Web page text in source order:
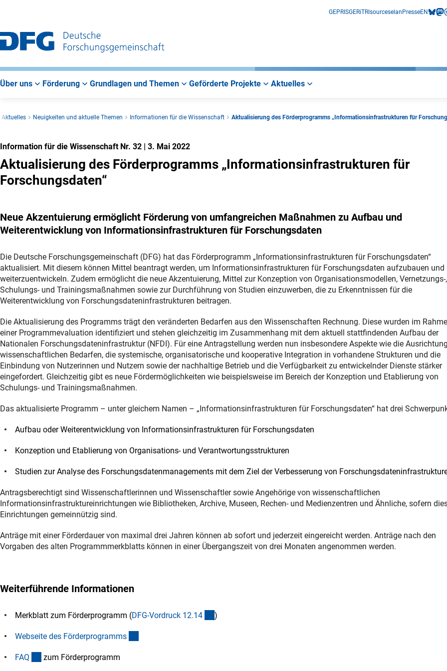
GEPRISGERiTRIsourceselan PresseEN
Über uns Förderung Grundlagen und Themen Geförderte Projekte Aktuelles
Aktuelles Neuigkeiten und aktuelle Themen Informationen für die Wissenschaft Aktualisierung des Förderprogramms „Informationsinfrastrukturen für
Information für die Wissenschaft Nr. 32 | 3. Mai 2022
Aktualisierung des Förderprogramms „Informationsinfrastrukturen für
Forschungsdaten“
Neue Akzentuierung ermöglicht Förderung von umfangreichen Maßnahmen zu Aufbau und
Weiterentwicklung von Informationsinfrastrukturen für Forschungsdaten
Die Deutsche Forschungsgemeinschaft (DFG) hat das Förderprogramm „Informationsinfrastrukturen für Forschungsdaten“
aktualisiert. Mit diesem können Mittel beantragt werden, um Informationsinfrastrukturen für Forschungsdaten aufzubauen und
weiterzuentwickeln. Zudem ermöglicht die neue Akzentuierung, Mittel zur Konzeption von Organisationsmodellen, Vernetzungs-,
Schulungs- und Trainingsmaßnahmen sowie zur Durchführung von Studien einzuwerben, die zu Erkenntnissen für die
Weiterentwicklung von Forschungsdateninfrastrukturen beitragen.
Die Aktualisierung des Programms trägt den veränderten Bedarfen aus den Wissenschaften Rechnung. Diese wurden im
einer Programmevaluation identifiziert und stehen gleichzeitig im Zusammenhang mit dem aktuell stattfindenden Aufbau der
Nationalen Forschungsdateninfrastruktur (NFDI). Für eine Antragstellung werden nun insbesondere Aspekte wie die
wissenschaftlichen Bedarfen, die systemische, organisatorische und kooperative Integration in vorhandene Strukturen und die
Einbindung von Nutzerinnen und Nutzern sowie der nachhaltige Betrieb und die Verfügbarkeit zu entwickelnder Dienste stärker
eingefordert. Gleichzeitig gibt es neue Fördermöglichkeiten wie beispielsweise im Bereich der Konzeption und Etablierung von
Schulungs- und Trainingsmaßnahmen.
Das aktualisierte Programm – unter gleichem Namen – „Informationsinfrastrukturen für Forschungsdaten“ hat drei
Aufbau oder Weiterentwicklung von Informationsinfrastrukturen für Forschungsdaten
Konzeption und Etablierung von Organisations- und Verantwortungsstrukturen
Studien zur Analyse des Forschungsdatenmanagements mit dem Ziel der Verbesserung von
Antragsberechtigt sind Wissenschaftlerinnen und Wissenschaftler sowie Angehörige von wissenschaftlichen
Informationsinfrastruktureinrichtungen wie Bibliotheken, Archive, Museen, Rechen- und Medienzentren und Ähnliche, sofern
Einrichtungen gemeinnützig sind.
Anträge mit einer Förderdauer von maximal drei Jahren können ab sofort und jederzeit eingereicht werden. Anträge nach den
Vorgaben des alten Programmmerkblatts können in einer Übergangszeit von drei Monaten angenommen werden.
Weiterführende Informationen
Merkblatt zum Förderprogramm (DFG-Vordruck 12.14 (interner Link)
)
Webseite des Förderprogramms
FAQ (interner Link)
zum Förderprogramm